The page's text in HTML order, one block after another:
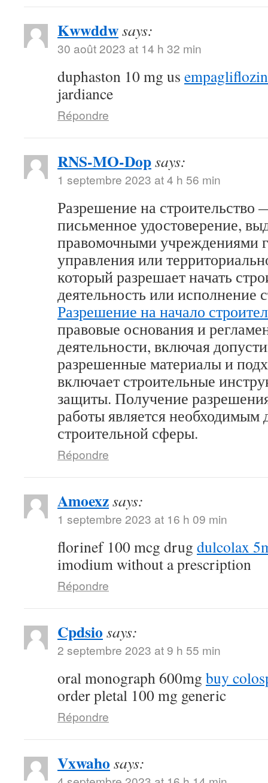
Kwwddwsays:
30 août 2023 at 14 h 32 min
duphaston 10 mg us
jardiance
Répondre
RNS-MO-Dopsays:
1 septembre 2023 at 4 h 56 min
Разрешение на
письменное удостоверение,
правомочными учреждениями
управления или
который разрешает начать
деятельность или исполнение
Разрешение на начало
правовые основания и
деятельности, включая
разрешенные материалы и
включает строительные
защиты. Получение
работы является необходимым
строительной сферы.
Répondre
Amoexzsays:
1 septembre 2023 at 16 h 09 min
florinef 100 mcg drug dulcolax
imodium without a prescription
Répondre
Cpdsio says:
2 septembre 2023 at 9 h 55 min
oral monograph 600mg buy
order pletal 100 mg generic
Répondre
Vxwaho says: